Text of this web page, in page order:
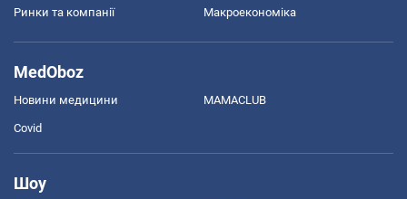
Ринки та компанії Макроекономіка
MedOboz
Новини медицини MAMACLUB
Covid
Шоу